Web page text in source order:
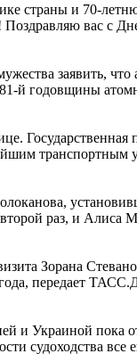
страны и 70-
Поздравляю вас с
заявить,
й годовщины
транспортным
раз, и Алиса
Зорана
передает
и Украиной пока
судоходства